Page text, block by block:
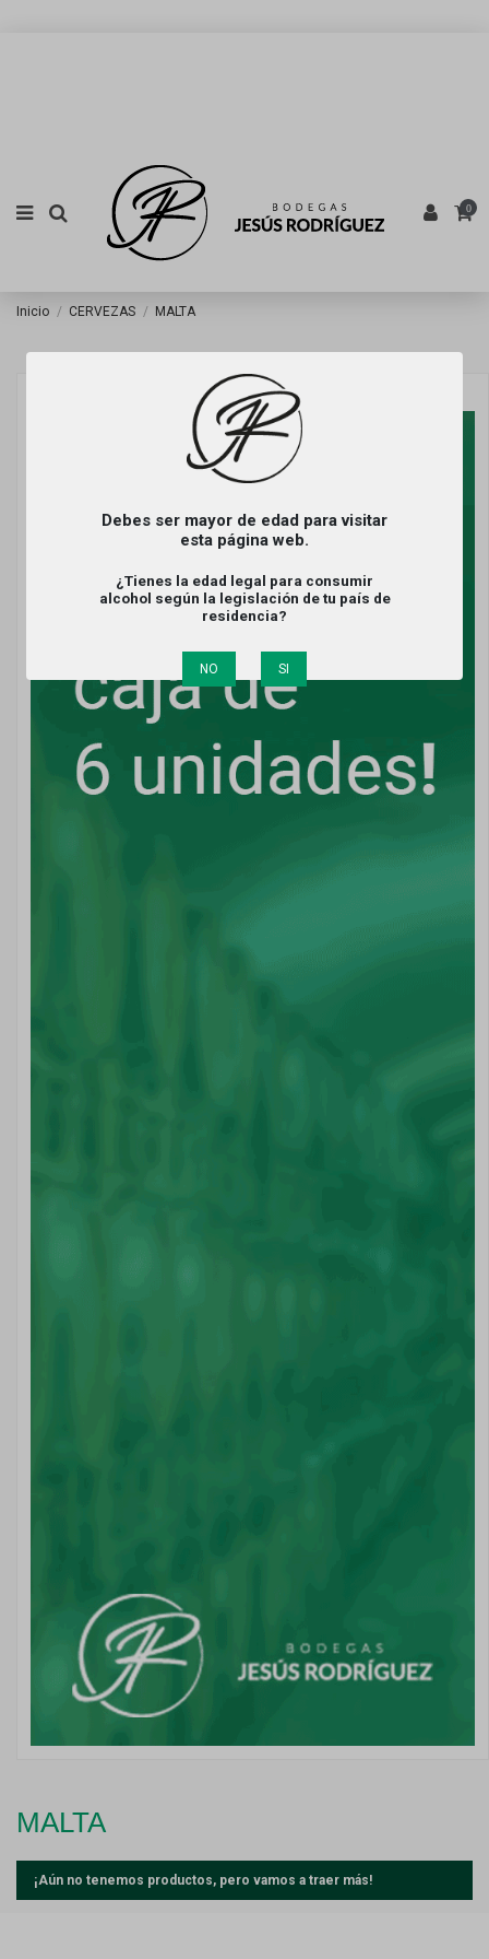
Debes ser mayor de edad para visitar
esta página web.
¿Tienes la edad legal para consumir
alcohol según la legislación de tu país de
residencia?
NO SI
0
Inicio CERVEZAS MALTA
MALTA
¡Aún no tenemos productos, pero vamos a traer más!